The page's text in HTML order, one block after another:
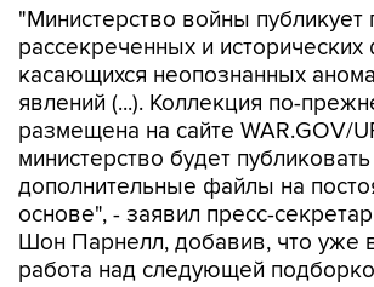
"Министерство войны публикует
рассекреченных и
касающихся неопознанных
явлений (...). Коллекция по-
размещена на сайте WAR.GOV/
министерство будет публиковать
дополнительные файлы на
основе", - заявил пресс-
Шон Парнелл, добавив, что уже
работа над следующей